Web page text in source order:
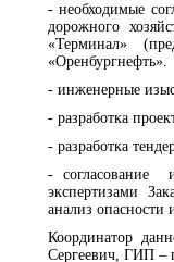
- необходимые
дорожного
«Терминал»
«Оренбургнефть».
- инженерные
- разработка
- разработка
- согласование
экспертизами
анализ опасности
Координатор
Сергеевич, ГИП –